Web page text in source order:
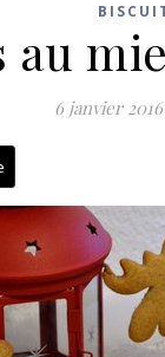
au
6 janvier 2016